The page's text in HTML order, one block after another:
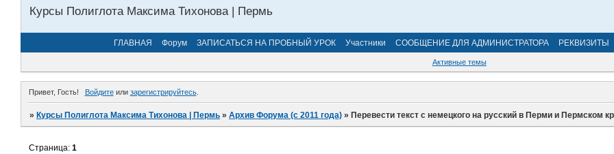
Курсы Полиглота Максима Тихонова | Пермь
ГЛАВНАЯ Форум ЗАПИСАТЬСЯ НА ПРОБНЫЙ УРОК Участники СООБЩЕНИЕ ДЛЯ АДМИНИСТРАТОРА РЕКВИЗИТЫ
Активные темы
Привет, Гость! Войдитеили зарегистрируйтесь.
»Курсы Полиглота Максима Тихонова | Пермь »Архив Форума (с 2011 года) »Перевести текст с немецкого на русский в Перми и Пермском
Страница:1